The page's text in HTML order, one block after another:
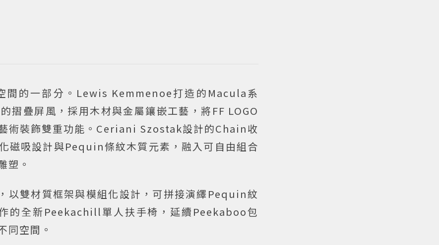
間的一部分。Lewis Kemmenoe打造的Macula系
摺疊屏風，採用木材與金屬鑲嵌工藝，將FF LOGO
術裝飾雙重功能。Ceriani Szostak設計的Chain收
磁吸設計與Pequin條紋木質元素，融入可自由組合
塑。
雙材質框架與模組化設計，可拼接演繹Pequin紋
全新Peekachill單人扶手椅，延續Peekaboo包
同空間。